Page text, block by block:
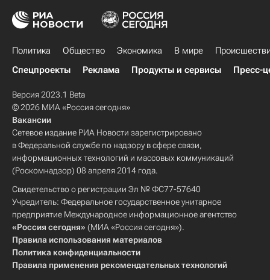
Политика Общество Экономика В мире
Спецпроекты
Реклама Продукты и сервисы Пресс-
Версия 2023.1 Beta
© 2026 МИА «Россия сегодня»
Вакансии
Сетевое издание РИА Новости зарегистрировано
в Федеральной службе по надзору в сфере связи,
информационных технологий и массовых коммуникаций
(Роскомнадзор) 08 апреля 2014 года.
Свидетельство о регистрации Эл № ФС77-57640
Учредитель: Федеральное государственное унитарное
предприятие Международное информационное агентство
«Россия сегодня» (МИА «Россия сегодня»).
Правила использования материалов
Политика конфиденциальности
Правила применения рекомендательных технологий